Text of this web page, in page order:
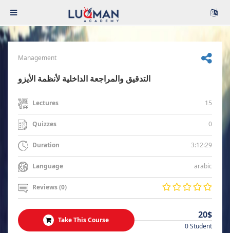
Management
التدقيق والمراجعة الداخلية لأنظمة الأيزو
Lectures 15
Quizzes 0
Duration 3:12:29
Language arabic
Reviews (0)
Take This Course 20$
0 Student